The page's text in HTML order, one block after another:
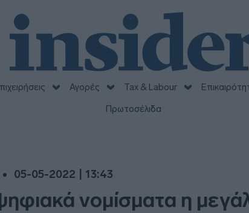
Αγορές Tax & Labour
Πρωτοσέλιδα
05-05-2022 | 13:43
νομίσματα η